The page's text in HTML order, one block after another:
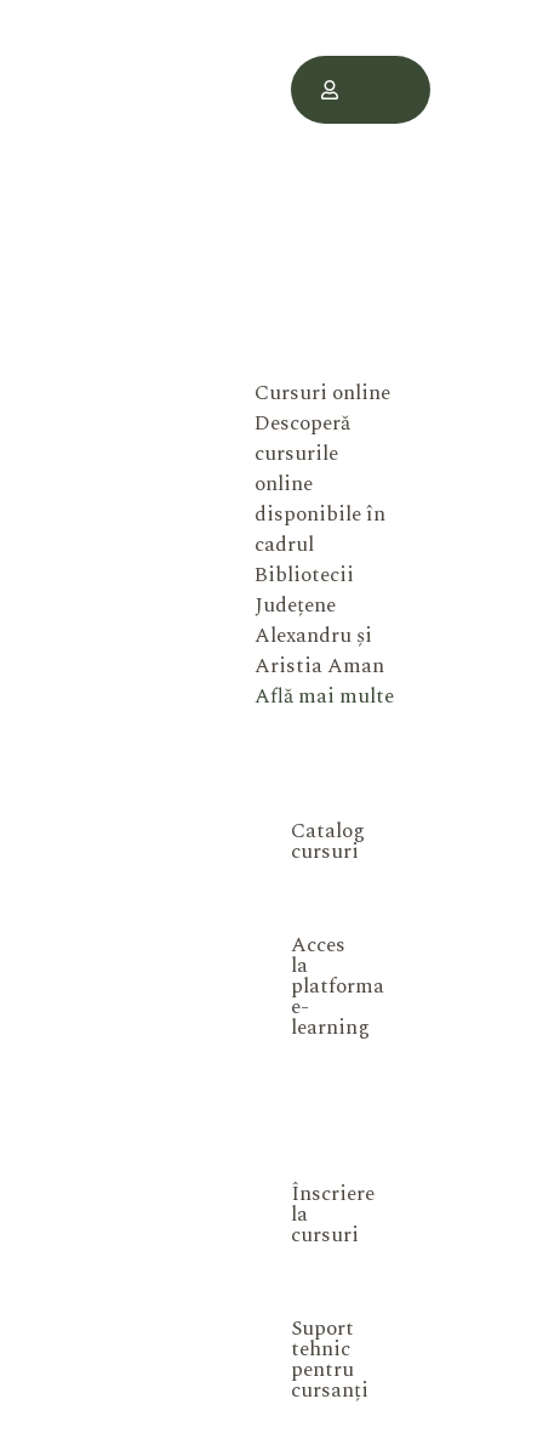
Cursuri online
Descoperă
cursurile
online
disponibile în
cadrul
Bibliotecii
Județene
Alexandru și
Aristia Aman
Află mai multe
Catalog
cursuri
Acces
la
platforma
e-
learning
Înscriere
la
cursuri
Suport
tehnic
pentru
cursanți